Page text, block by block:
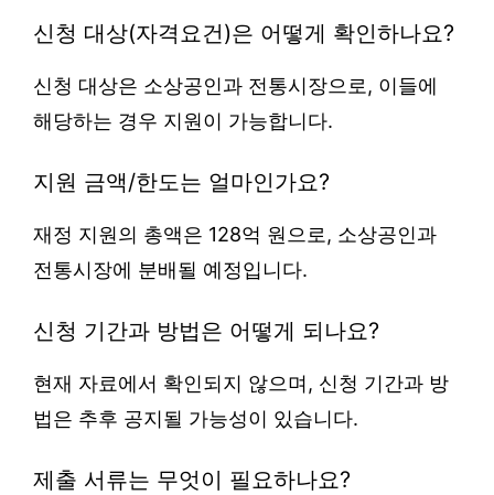
신청 대상(자격요건)은 어떻게 확인하나요?
신청 대상은 소상공인과 전통시장으로, 이들에
해당하는 경우 지원이 가능합니다.
지원 금액/한도는 얼마인가요?
재정 지원의 총액은 128억 원으로, 소상공인과
전통시장에 분배될 예정입니다.
신청 기간과 방법은 어떻게 되나요?
현재 자료에서 확인되지 않으며, 신청 기간과 방
법은 추후 공지될 가능성이 있습니다.
제출 서류는 무엇이 필요하나요?